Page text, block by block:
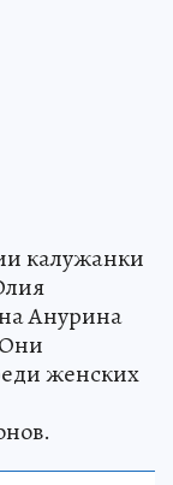
калужанки
Анурина
женских